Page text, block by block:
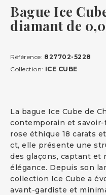
Bague Ice
diamant de
La bague Ice Cube de
contemporain et
rose éthique 18 carats
ct, elle présente une
des glaçons, captant et
élégance. Depuis son
collection Ice Cube a
avant-gardiste et
Référence: 827702-5228
Collection: ICE CUBE